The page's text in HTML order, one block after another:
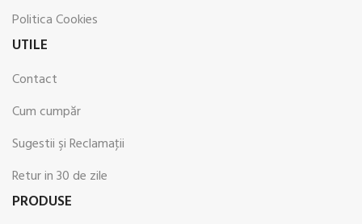
Politica Cookies
UTILE
Contact
Cum cumpăr
Sugestii şi Reclamaţii
Retur in 30 de zile
PRODUSE